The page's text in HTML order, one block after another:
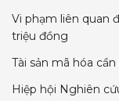
Vi phạm liên quan
triệu đồng
Tài sản mã hóa
Hiệp hội Nghiên